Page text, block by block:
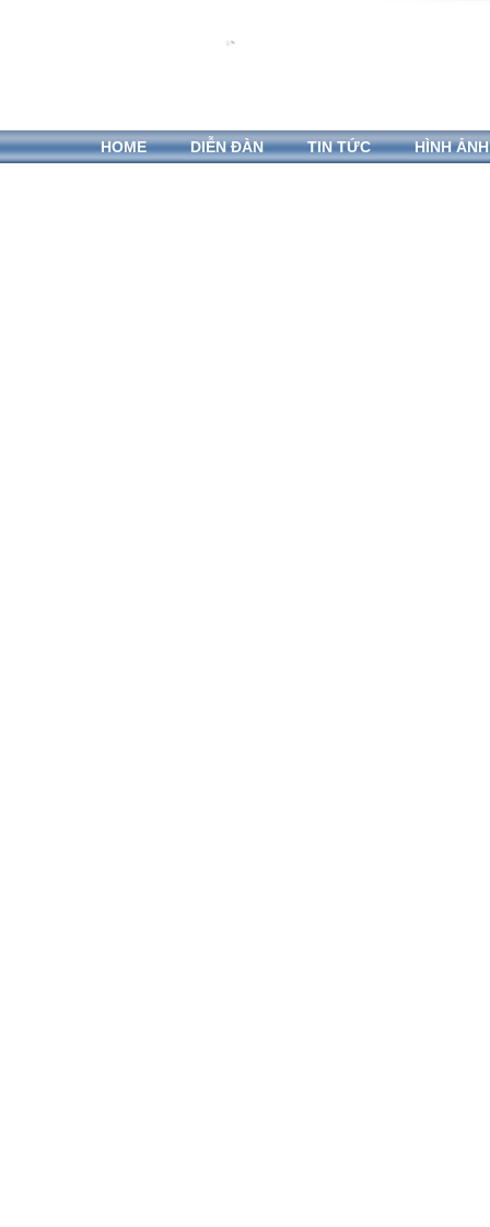
HOME DIỄN ĐÀN TIN TỨC HÌNH ẢNH